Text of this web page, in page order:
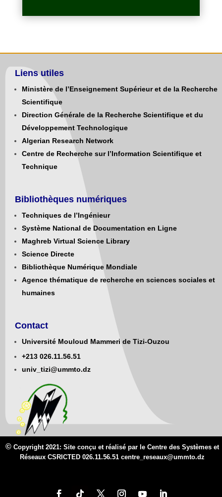
Liens utiles
Ministère de l’Enseignement Supérieur et de la Recherche
Scientifique
Direction Générale de la Recherche Scientifique et du
Développement Technologique
Algerian Research Network
Centre de Recherche sur l’Information Scientifique et
Technique
Bibliothèques numériques
Techniques de l’Ingénieur
Système National de Documentation en Ligne
Maghreb Virtual Science Library
Science Directe
Bibliothèque Numérique Mondiale
Agence thématique de recherche en sciences sociales et
humaines
Contact
Université Mouloud Mammeri de Tizi-Ouzou
+213 026.11.56.51
univ_tizi@ummto.dz
© Copyright 2021: Site conçu et réalisé par le Centre des Systèmes et
Réseaux CSRICTED 026.11.56.51 centre_reseaux@ummto.dz